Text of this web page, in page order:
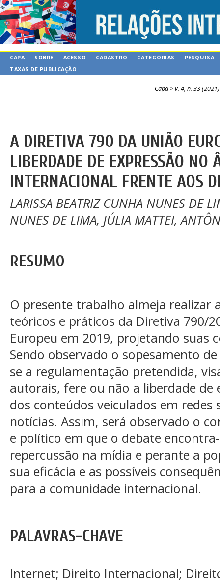
CAPA SOBRE ACESSO CADASTRO CATEGORIAS
PESQUISA
TAXAS DE PUBLICAÇÃO
Capa >v. 4, n. 33 (2021)
A DIRETIVA 790 DA UNIÃO
LIBERDADE DE EXPRESSÃO NO
INTERNACIONAL FRENTE AOS
LARISSA BEATRIZ CUNHA NUNES DE
NUNES DE LIMA, JÚLIA MATTEI,
RESUMO
O presente trabalho almeja realizar
teóricos e práticos da Diretiva 790/
Europeu em 2019, projetando suas
Sendo observado o sopesamento
se a regulamentação pretendida,
autorais, fere ou não a liberdade de
dos conteúdos veiculados em redes
notícias. Assim, será observado o
e político em que o debate
repercussão na mídia e perante a
sua eficácia e as possíveis
para a comunidade internacional.
PALAVRAS-CHAVE
Internet; Direito Internacional;